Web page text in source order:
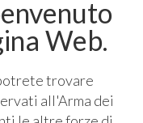
Web.
trovare
all'Arma dei